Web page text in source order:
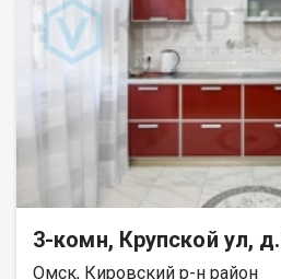
3-комн, Крупской ул,
Омск, Кировский р-н район